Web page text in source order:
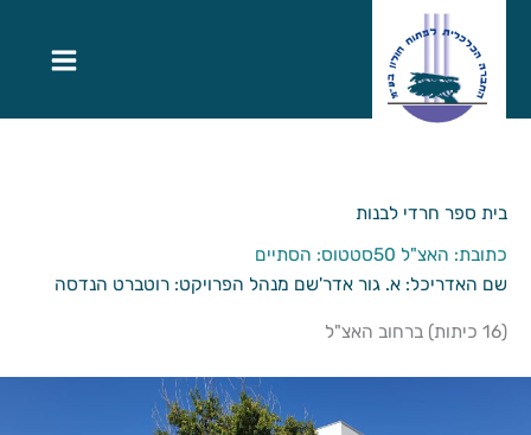
בית ספר חרדי לבנות
כתובת: האצ"ל 50
סטטוס: הסתיים
שם האדריכל: א. גור אדר'שם מנהל הפרויקט: רוטברט הנדסה
(16 כיתות) ברחוב האצ"ל